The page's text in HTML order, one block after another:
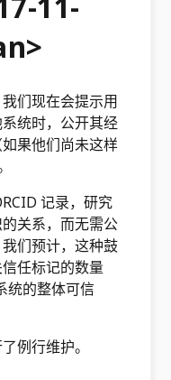
们现在会提示用
统时，公开其经
果他们尚未这样
记录，研究
关系，而无需公
们预计，这种鼓
任标记的数量
统的整体可信
例行维护。